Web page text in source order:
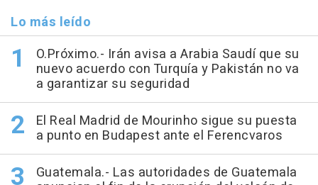
Lo más leído
O.Próximo.- Irán avisa a Arabia Saudí que su
nuevo acuerdo con Turquía y Pakistán no va
a garantizar su seguridad
El Real Madrid de Mourinho sigue su puesta
a punto en Budapest ante el Ferencvaros
Guatemala.- Las autoridades de Guatemala